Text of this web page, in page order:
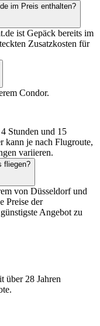
im Preis enthalten?
ist Gepäck bereits im
Zusatzkosten für
Condor.
Stunden und 15
kann je nach Flugroute,
variieren.
fliegen?
von Düsseldorf und
Preise der
Angebot zu
über 28 Jahren